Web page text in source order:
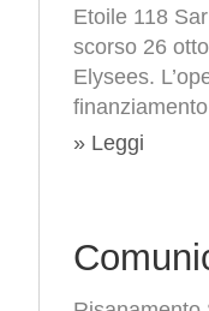
Etoile 118
scorso 26
Elysees.
» Leggi